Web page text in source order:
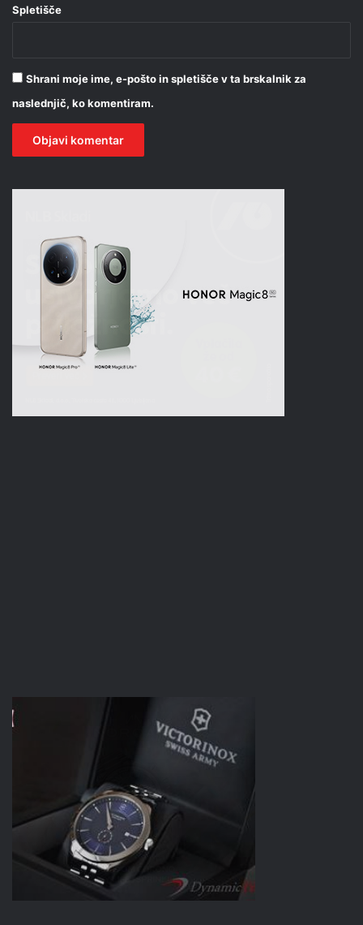
Spletišče
Shrani moje ime, e-pošto in spletišče v ta brskalnik za
naslednjič, ko komentiram.